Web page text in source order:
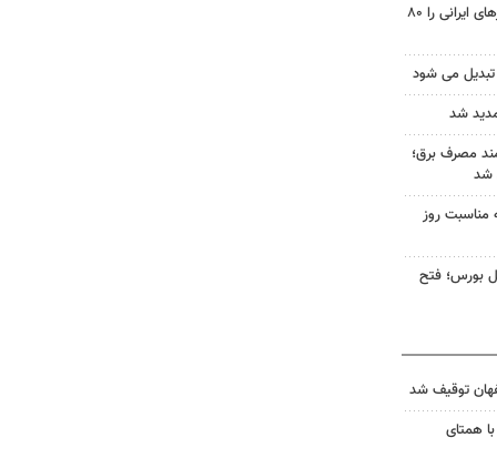
پاکستان هزینه انبارداری کانتینرهای ایرانی را ۸۰
می شود
شد
مصرف برق؛
مناسبت روز
کل بورس؛ فتح
همتای